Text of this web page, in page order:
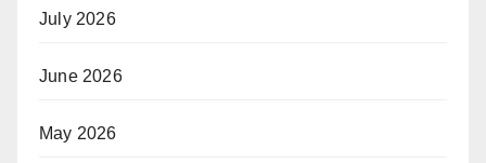
July 2026
June 2026
May 2026